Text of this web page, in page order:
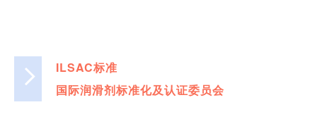
ILSAC标准
国际润滑剂标准化及认证委员会